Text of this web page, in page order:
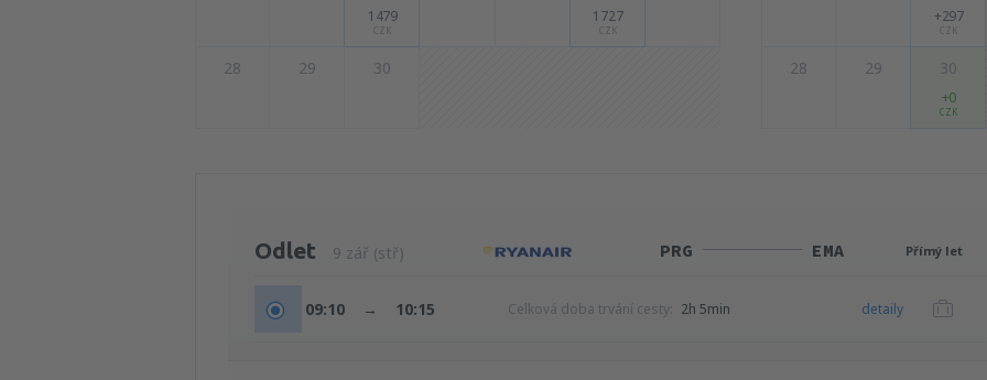
1479
CZK
1727
CZK
28 29 30
+297
CZK
28 29 30
+0
CZK
Odlet 9 zář (stř) PRG EMA Přímý let
09:10 → 10:15 Celková doba trvání cesty: 2h 5min detaily